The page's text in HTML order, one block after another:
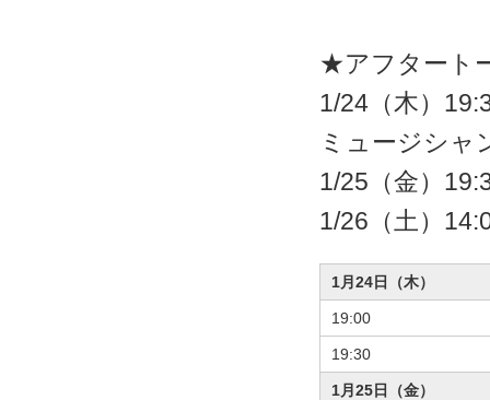
★アフタート
1/24（木）
ミュージシャ
1/25（金）
1/26（土）
1月24日（木）
19:00
19:30
1月25日（金）